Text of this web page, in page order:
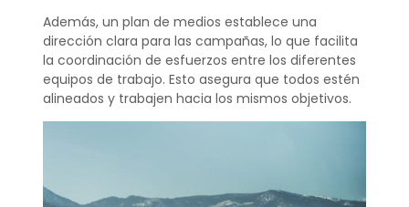
Además, un plan de medios establece una
dirección clara para las campañas, lo que facilita
la coordinación de esfuerzos entre los diferentes
equipos de trabajo. Esto asegura que todos estén
alineados y trabajen hacia los mismos objetivos.